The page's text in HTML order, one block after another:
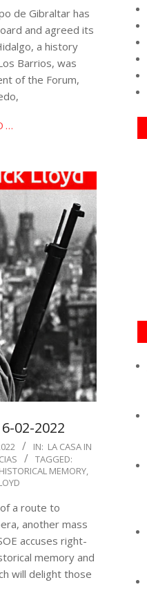
de Gibraltar has
and agreed its
a history
Barrios, was
of the Forum,
02-2022
IN: LA CASA IN
TAGGED:
HISTORICAL MEMORY,
a route to
another mass
accuses right-
memory and
will delight those